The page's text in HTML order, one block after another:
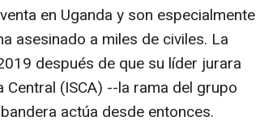
en Uganda y son especialmente
asesinado a miles de civiles. La
después de que su líder jurara
(ISCA) --la rama del grupo
actúa desde entonces.